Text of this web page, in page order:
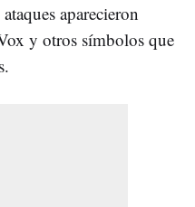
aparecieron
y otros símbolos que